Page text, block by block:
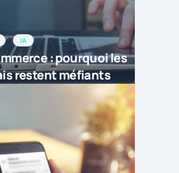
IA
: pourquoi les
restent méfiants